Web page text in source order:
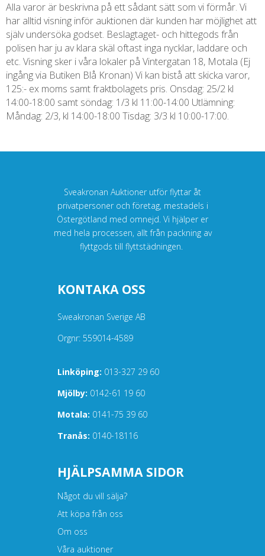
Alla varor är beskrivna på ett sådant sätt som vi förmår. Vi
har alltid visning inför auktionen där kunden har möjlighet att
själv undersöka godset. Beslagtaget- och hittegods från
polisen har ju av klara skäl oftast inga nycklar, laddare och
etc. Visning sker i våra lokaler på Vintergatan 18, Motala (Ej
ingång via Butiken Blå Kronan) Vi kan bistå att skicka varor,
125:- ex moms samt fraktbolagets pris. Onsdag: 25/2 kl
14:00-18:00 samt söndag: 1/3 kl 11:00-14:00 Utlämning:
Måndag: 2/3, kl 14:00-18:00 Tisdag: 3/3 kl 10:00-17:00.
Sveakronan Auktioner utför flyttar åt
privatpersoner och företag, mestadels i
Östergötland med omnejd. Vi hjälper er
med hela processen, allt från packning av
flyttgods till flyttstädningen.
KONTAKA OSS
Sweakronan Sverige AB
Orgnr: 559014-4589
Linköping: 013-327 29 60
Mjölby: 0142-61 19 60
Motala: 0141-75 39 60
Tranås: 0140-18116
HJÄLPSAMMA SIDOR
Något du vill sälja?
Att köpa från oss
Om oss
Våra auktioner